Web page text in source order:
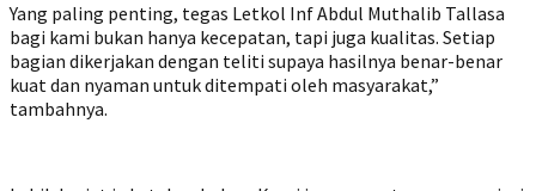
Yang paling penting, tegas Letkol Inf Abdul Muthalib Tallasa
bagi kami bukan hanya kecepatan, tapi juga kualitas. Setiap
bagian dikerjakan dengan teliti supaya hasilnya benar-benar
kuat dan nyaman untuk ditempati oleh masyarakat,”
tambahnya.